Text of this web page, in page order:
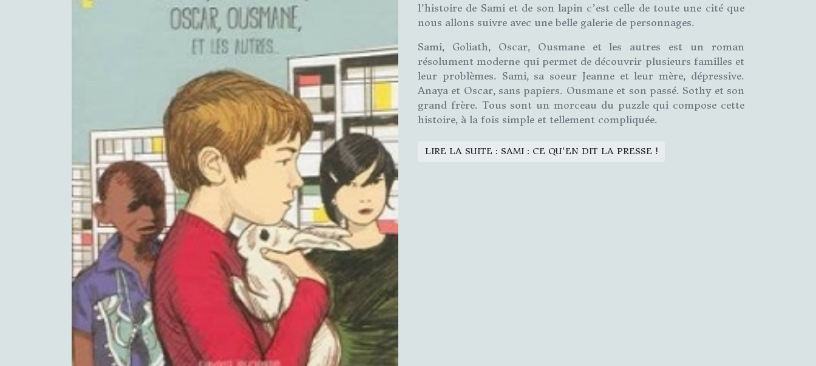
l’histoire de Sami et de son lapin c’est celle de toute une cité que
nous allons suivre avec une belle galerie de personnages.
Sami, Goliath, Oscar, Ousmane et les autres est un roman
résolument moderne qui permet de découvrir plusieurs familles et
leur problèmes. Sami, sa soeur Jeanne et leur mère, dépressive.
Anaya et Oscar, sans papiers. Ousmane et son passé. Sothy et son
grand frère. Tous sont un morceau du puzzle qui compose cette
histoire, à la fois simple et tellement compliquée.
LIRE LA SUITE : SAMI : CE QU'EN DIT LA PRESSE !